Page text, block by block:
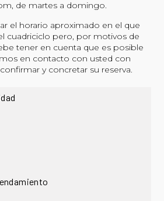
de martes a domingo.
el horario aproximado en el que
cuadriciclo pero, por motivos de
tener en cuenta que es posible
en contacto con usted con
y concretar su reserva.